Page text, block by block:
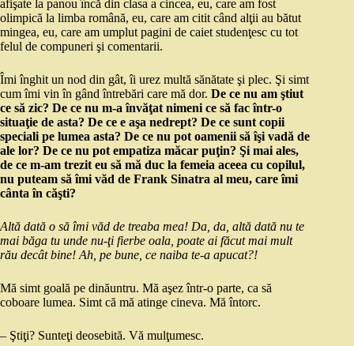
afişate la panou încă din clasa a cincea, eu, care am fost
olimpică la limba română, eu, care am citit când alţii au bătut
mingea, eu, care am umplut pagini de caiet studenţesc cu tot
felul de compuneri şi comentarii.
Îmi înghit un nod din gât, îi urez multă sănătate şi plec. Şi simt
cum îmi vin în gând întrebări care mă dor. De ce nu am ştiut
ce să zic? De ce nu m-a învăţat nimeni ce să fac într-o
situaţie de asta? De ce e aşa nedrept? De ce sunt copii
speciali pe lumea asta? De ce nu pot oamenii să îşi vadă de
ale lor? De ce nu pot empatiza măcar puţin? Şi mai ales,
de ce m-am trezit eu să mă duc la femeia aceea cu copilul,
nu puteam să îmi văd de Frank Sinatra al meu, care îmi
cânta în căşti?
Altă dată o să îmi văd de treaba mea! Da, da, altă dată nu te
mai băga tu unde nu-ţi fierbe oala, poate ai făcut mai mult
rău decât bine! Ah, pe bune, ce naiba te-a apucat?!
Mă simt goală pe dinăuntru. Mă aşez într-o parte, ca să
coboare lumea. Simt că mă atinge cineva. Mă întorc.
– Ştiţi? Sunteţi deosebită. Vă mulţumesc.